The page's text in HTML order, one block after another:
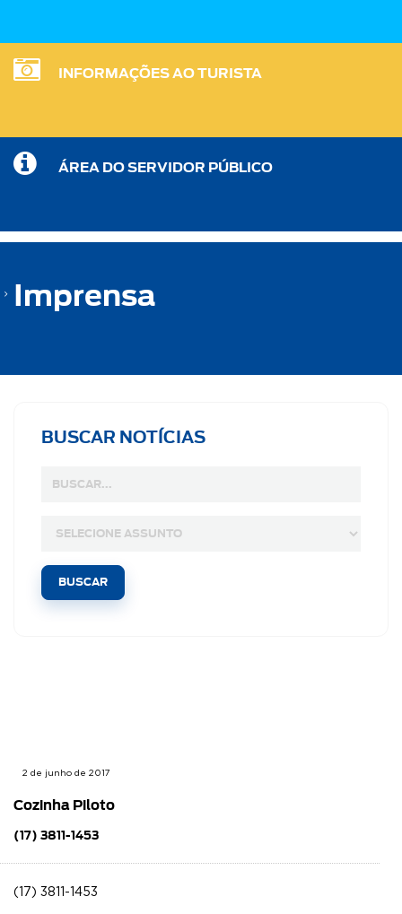
INFORMAÇÕES AO TURISTA
ÁREA DO SERVIDOR PÚBLICO
Imprensa
BUSCAR NOTÍCIAS
2 de junho de 2017
Cozinha Piloto
(17) 3811-1453
(17) 3811-1453